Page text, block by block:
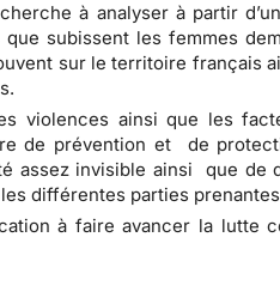
à analyser à partir
subissent les femmes
sur le territoire français
violences ainsi que les
de prévention et de
assez invisible ainsi que de
différentes parties
à faire avancer la lutte